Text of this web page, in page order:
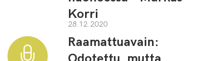
Korri
28.12.2020
Raamattuavain:
Odotettu, mutta